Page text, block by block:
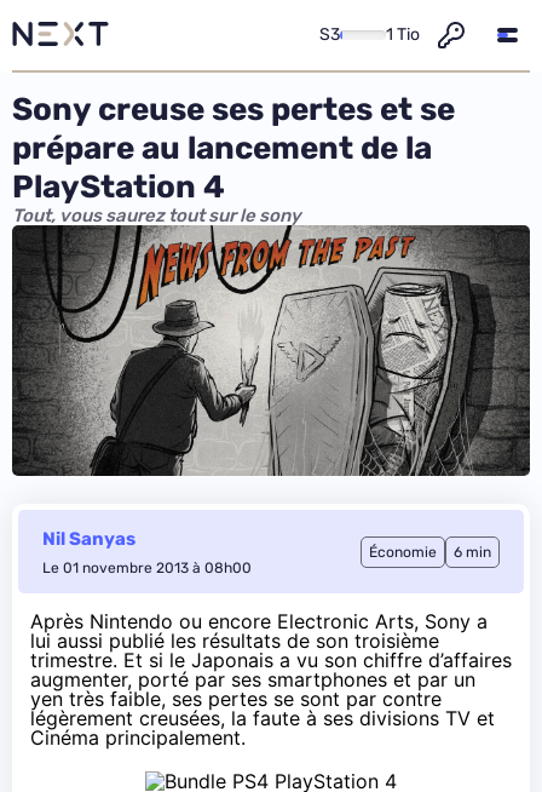
S3 1 Tio
Sony creuse ses pertes et se
prépare au lancement de la
PlayStation 4
Tout, vous saurez tout sur le sony
Nil Sanyas
Le 01 novembre 2013 à 08h00
Économie 6 min
Après Nintendo ou encore Electronic Arts, Sony a
lui aussi publié les résultats de son troisième
trimestre. Et si le Japonais a vu son chiffre d’affaires
augmenter, porté par ses smartphones et par un
yen très faible, ses pertes se sont par contre
légèrement creusées, la faute à ses divisions TV et
Cinéma principalement.